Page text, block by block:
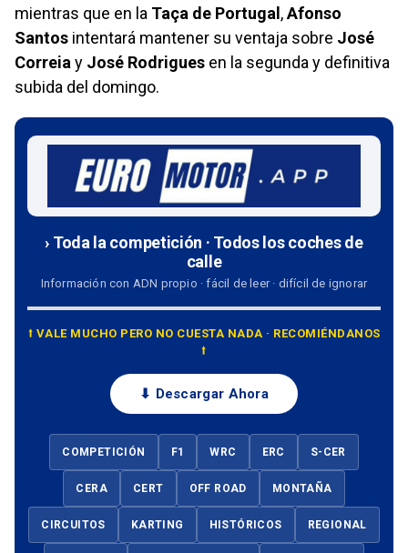
mientras que en la Taça de Portugal ,Afonso
Santos intentará mantener su ventaja sobre José
Correiay José Rodrigues en la segunda y definitiva
subida del domingo.
› Toda la competición · Todos los coches de
calle
Información con ADN propio · fácil de leer · difícil de ignorar
⭡ VALE MUCHO PERO NO CUESTA NADA · RECOMIÉNDANOS
⭡
⬇ Descargar Ahora
COMPETICIÓN F1 WRC ERC S-CER
CERA CERT OFF ROAD MONTAÑA
CIRCUITOS KARTING HISTÓRICOS REGIONAL